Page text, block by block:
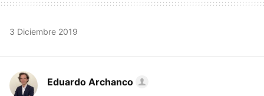
3 Diciembre 2019
Eduardo Archanco